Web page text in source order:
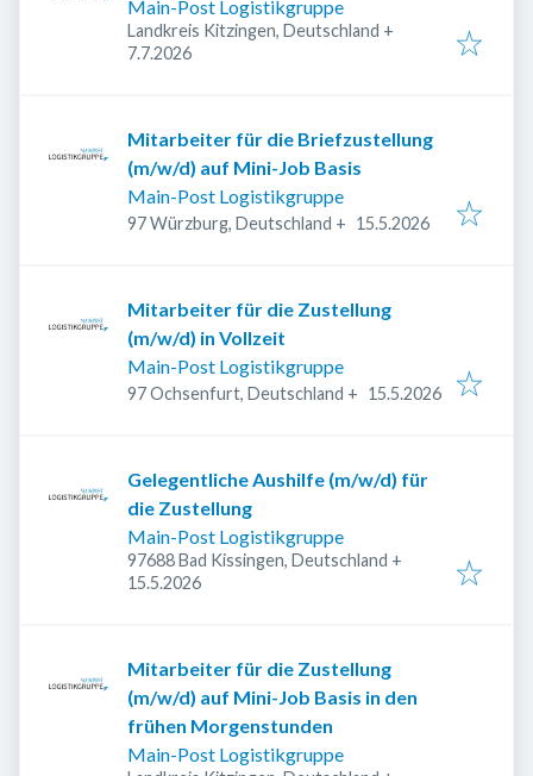
Main-Post Logistikgruppe
Landkreis Kitzingen, Deutschland +
Veröffentlicht
7.7.2026
Mitarbeiter für die Briefzustellung
(m/w/d) auf Mini-Job Basis
Main-Post Logistikgruppe
97 Würzburg, Deutschland + Veröffentlicht:
15.5.2026
Mitarbeiter für die Zustellung
(m/w/d) in Vollzeit
Main-Post Logistikgruppe
97 Ochsenfurt, Deutschland + Veröffentlicht:
15.5.2026
Gelegentliche Aushilfe (m/w/d) für
die Zustellung
Main-Post Logistikgruppe
97688 Bad Kissingen, Deutschland +
Veröffentlicht
15.5.2026
Mitarbeiter für die Zustellung
(m/w/d) auf Mini-Job Basis in den
frühen Morgenstunden
Main-Post Logistikgruppe